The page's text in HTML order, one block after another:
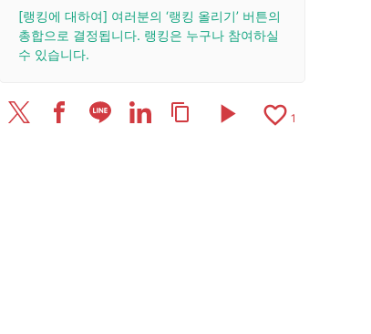
[랭킹에 대하여] 여러분의 ‘랭킹 올리기’ 버튼의
총합으로 결정됩니다. 랭킹은 누구나 참여하실
수 있습니다.
content_copy play_arrow favorite_border 1